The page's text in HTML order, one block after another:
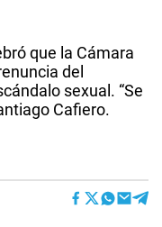
que la Cámara
del
sexual. “Se
Cafiero.